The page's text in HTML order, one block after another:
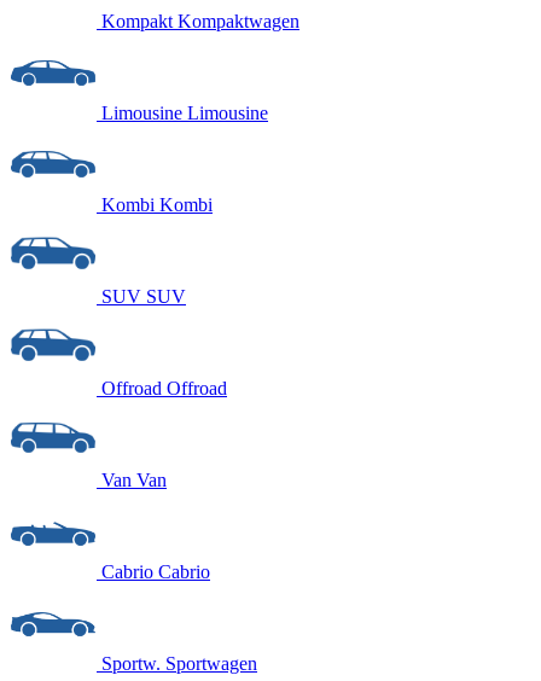
Kompakt Kompaktwagen
Limousine Limousine
Kombi Kombi
SUV SUV
Offroad Offroad
Van Van
Cabrio Cabrio
Sportw. Sportwagen